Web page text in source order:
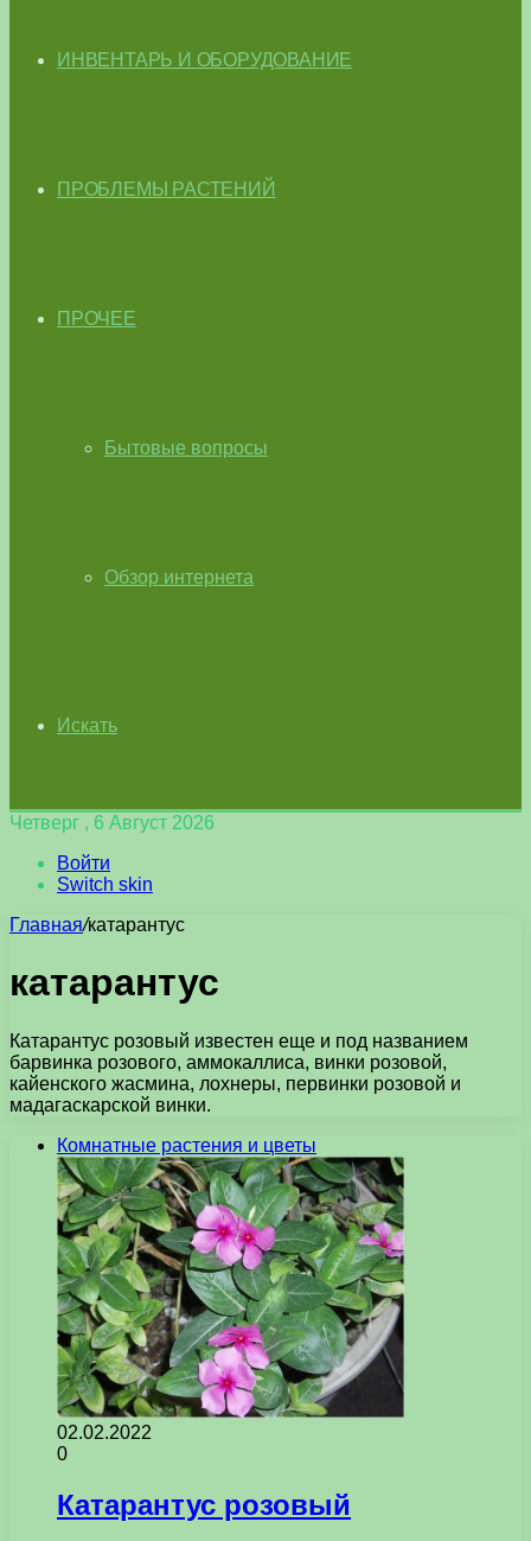
ИНВЕНТАРЬ И ОБОРУДОВАНИЕ
ПРОБЛЕМЫ РАСТЕНИЙ
ПРОЧЕЕ
Бытовые вопросы
Обзор интернета
Искать
Четверг , 6 Август 2026
Войти
Switch skin
Главная/катарантус
катарантус
Катарантус розовый известен еще и под названием
барвинка розового, аммокаллиса, винки розовой,
кайенского жасмина, лохнеры, первинки розовой и
мадагаскарской винки.
Комнатные растения и цветы
02.02.2022
0
Катарантус розовый